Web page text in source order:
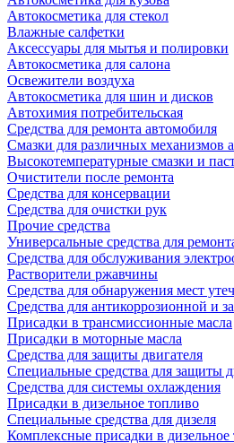
Автокосметика для стекол
Влажные салфетки
Аксессуары для мытья и полировки
Автокосметика для салона
Освежители воздуха
Автокосметика для шин и дисков
Автохимия потребительская
Средства для ремонта автомобиля
Смазки для различных механизмов
Высокотемпературные смазки и
Очистители после ремонта
Средства для консервации
Средства для очистки рук
Прочие средства
Универсальные средства для
Средства для обслуживания
Растворители ржавчины
Средства для обнаружения мест
Средства для антикоррозионной и
Присадки в трансмиссионные масла
Присадки в моторные масла
Средства для защиты двигателя
Специальныe средства для защиты
Средства для системы охлаждения
Присадки в дизельное топливо
Спeциальные средства для дизеля
Комплексные присадки в дизельное